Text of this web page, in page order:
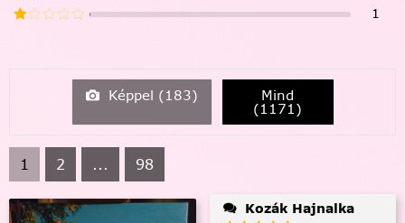
1
Képpel (183) Mind
(1171)
1 2 ... 98
Kozák Hajnalka